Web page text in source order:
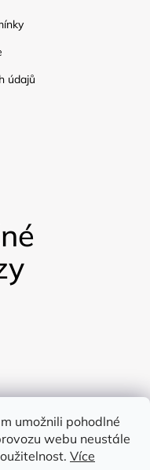
umožnili pohodlné
webu neustále
Více
údajů